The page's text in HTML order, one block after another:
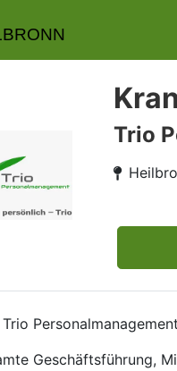
Trio
Geschäftsführung,